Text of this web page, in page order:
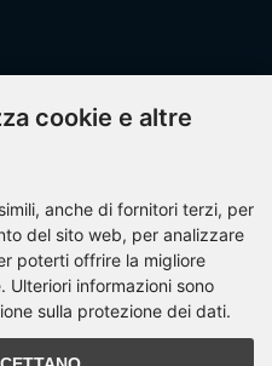
cookie e altre
anche di fornitori terzi, per
del sito web, per analizzare
poterti offrire la migliore
Ulteriori informazioni sono
sulla protezione dei dati.